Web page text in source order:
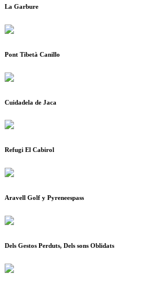
La Garbure
Pont Tibetà Canillo
Cuidadela de Jaca
Refugi El Cabirol
Aravell Golf y Pyreneespass
Dels Gestos Perduts, Dels sons Oblidats